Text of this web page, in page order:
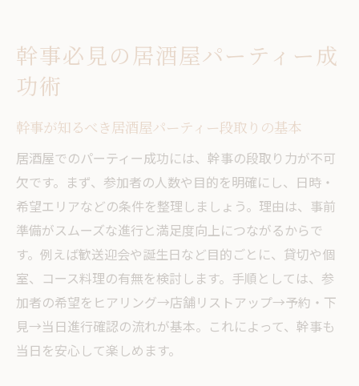
幹事必見の居酒屋パーティー成
功術
幹事が知るべき居酒屋パーティー段取りの基本
居酒屋でのパーティー成功には、幹事の段取り力が不可
欠です。まず、参加者の人数や目的を明確にし、日時・
希望エリアなどの条件を整理しましょう。理由は、事前
準備がスムーズな進行と満足度向上につながるからで
す。例えば歓送迎会や誕生日など目的ごとに、貸切や個
室、コース料理の有無を検討します。手順としては、参
加者の希望をヒアリング→店舗リストアップ→予約・下
見→当日進行確認の流れが基本。これによって、幹事も
当日を安心して楽しめます。